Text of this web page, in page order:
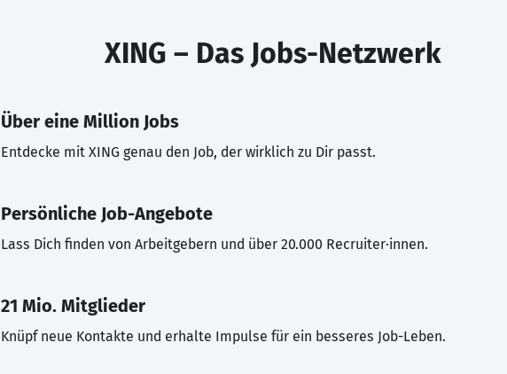
XING – Das Jobs-Netzwerk
Über eine Million Jobs
Entdecke mit XING genau den Job, der wirklich zu Dir passt.
Persönliche Job-Angebote
Lass Dich finden von Arbeitgebern und über 20.000 Recruiter·innen.
21 Mio. Mitglieder
Knüpf neue Kontakte und erhalte Impulse für ein besseres Job-Leben.